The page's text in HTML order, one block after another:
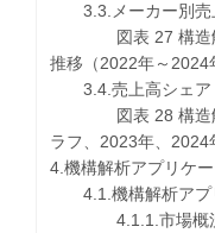
3.3.メーカー別売
図表 27 構造解析
推移（2022年～2024
3.4.売上高シェア
図表 28 構造解析
ラフ、2023年、2024
4.機構解析アプリケ
4.1.機構解析アプ
4.1.1.市場概